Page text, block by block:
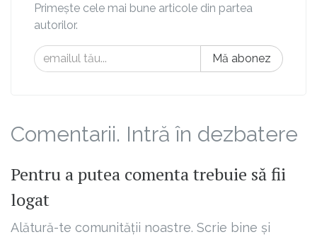
Primește cele mai bune articole din partea
autorilor.
Mă abonez
Comentarii. Intră în dezbatere
Pentru a putea comenta trebuie să fii
logat
Alătură-te comunității noastre. Scrie bine și